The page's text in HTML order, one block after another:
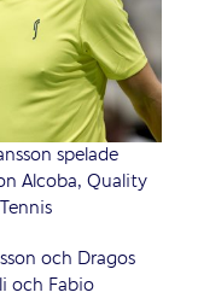
spelade
Alcoba, Quality
och Dragos
och Fabio